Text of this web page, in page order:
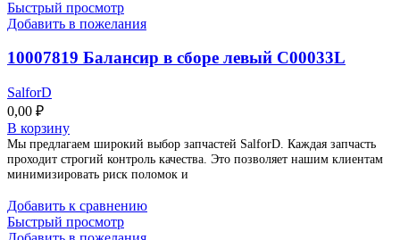
Быстрый просмотр
Добавить в пожелания
10007819 Балансир в сборе левый C00033L
SalforD
0,00 ₽
В корзину
Мы предлагаем широкий выбор запчастей SalforD. Каждая запчасть
проходит строгий контроль качества. Это позволяет нашим клиентам
минимизировать риск поломок и
Добавить к сравнению
Быстрый просмотр